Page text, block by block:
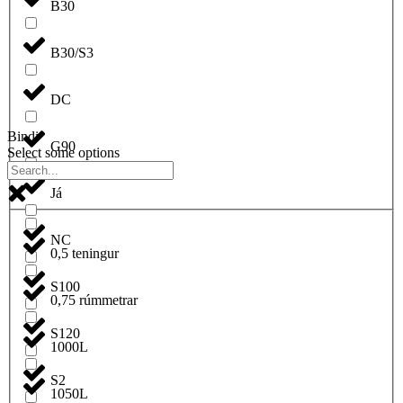
B30
B30/S3
DC
G90
Já
NC
S100
S120
S2
Bindi
Select some options
0,5 teningur
0,75 rúmmetrar
1000L
1050L